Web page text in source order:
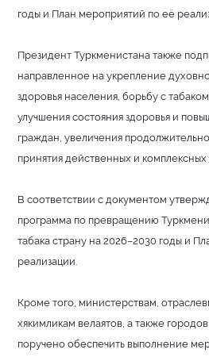
годы и План мероприятий по её
Президент Туркменистана также
направленное на укрепление
здоровья населения, борьбу с
улучшения состояния здоровья и
граждан, увеличения
принятия действенных и
В соответствии с документом
программа по превращению
табака страну на 2026–2030 годы и
реализации.
Кроме того, министерствам,
хякимликам велаятов, а также
поручено обеспечить выполнение